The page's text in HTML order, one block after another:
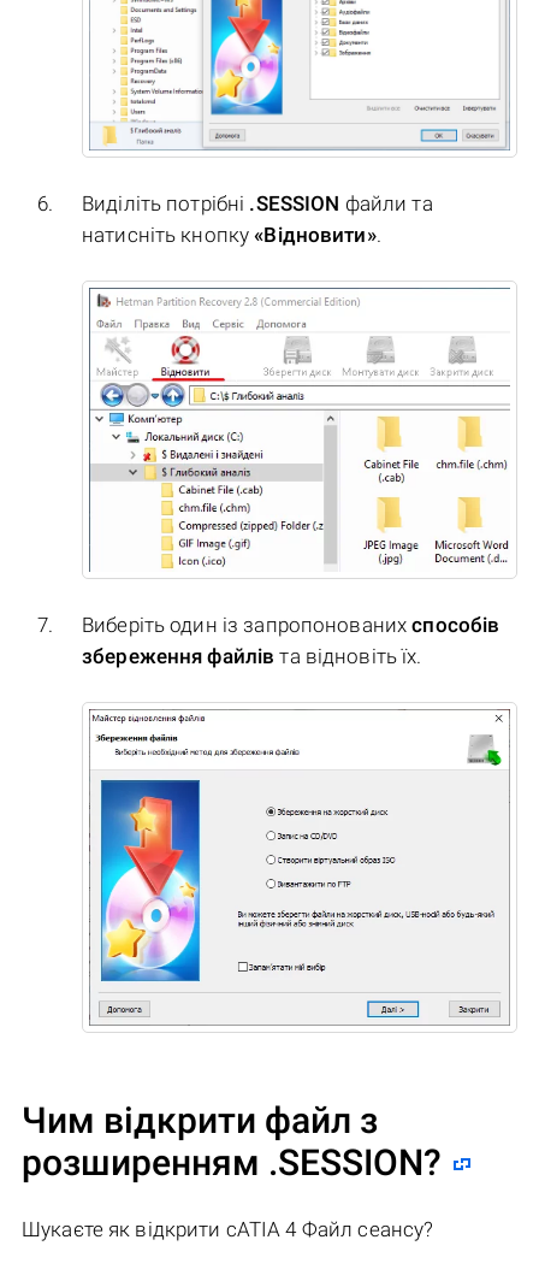
Виділіть потрібні .SESSION файли та
натисніть кнопку«Відновити».
Виберіть один із запропонованихспособів
збереження файлів та відновіть їх.
Чим відкрити файл з
розширенням .SESSION?
Шукаєте як відкрити cATIA 4 Файл сеансу?